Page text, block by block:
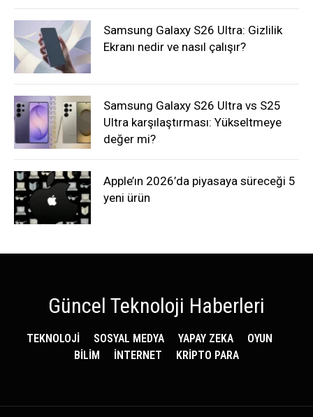
Samsung Galaxy S26 Ultra: Gizlilik
Ekranı nedir ve nasıl çalışır?
Samsung Galaxy S26 Ultra vs S25
Ultra karşılaştırması: Yükseltmeye
değer mi?
Apple’ın 2026’da piyasaya süreceği 5
yeni ürün
Güncel Teknoloji Haberleri
TEKNOLOJİ SOSYAL MEDYA YAPAY ZEKA
OYUN
BİLİM
İNTERNET KRİPTO PARA